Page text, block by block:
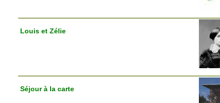
Louis et Zélie
Séjour à la carte